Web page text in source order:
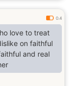
0.4
love to treat
on faithful
and real